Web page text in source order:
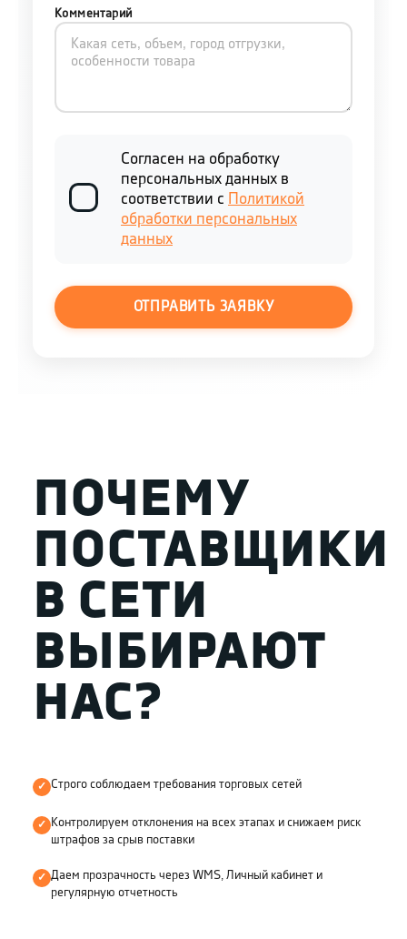
Комментарий
Согласен на обработку
персональных данных в
соответствии с Политикой
обработки персональных
данных
ОТПРАВИТЬ ЗАЯВКУ
ПОЧЕМУ
ПОСТАВЩИКИ
В СЕТИ
ВЫБИРАЮТ
НАС?
Строго соблюдаем требования торговых сетей
Контролируем отклонения на всех этапах и снижаем риск
штрафов за срыв поставки
Даем прозрачность через WMS, Личный кабинет и
регулярную отчетность